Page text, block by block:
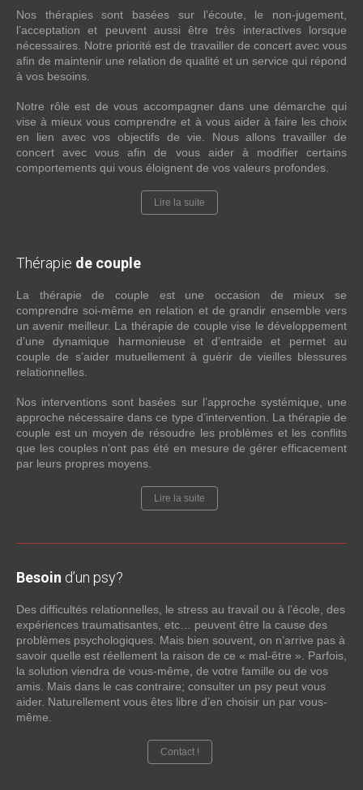
Nos thérapies sont basées sur l’écoute, le non-jugement,
l’acceptation et peuvent aussi être très interactives lorsque
nécessaires. Notre priorité est de travailler de concert avec vous
afin de maintenir une relation de qualité et un service qui répond
à vos besoins.
Notre rôle est de vous accompagner dans une démarche qui
vise à mieux vous comprendre et à vous aider à faire les choix
en lien avec vos objectifs de vie. Nous allons travailler de
concert avec vous afin de vous aider à modifier certains
comportements qui vous éloignent de vos valeurs profondes.
Lire la suite
Thérapie de couple
La thérapie de couple est une occasion de mieux se
comprendre soi-même en relation et de grandir ensemble vers
un avenir meilleur. La thérapie de couple vise le développement
d’une dynamique harmonieuse et d’entraide et permet au
couple de s’aider mutuellement à guérir de vieilles blessures
relationnelles.
Nos interventions sont basées sur l’approche systémique, une
approche nécessaire dans ce type d’intervention. La thérapie de
couple est un moyen de résoudre les problèmes et les conflits
que les couples n’ont pas été en mesure de gérer efficacement
par leurs propres moyens.
Lire la suite
Besoin d’un psy?
Des difficultés relationnelles, le stress au travail ou à l’école, des
expériences traumatisantes, etc… peuvent être la cause des
problèmes psychologiques. Mais bien souvent, on n’arrive pas à
savoir quelle est réellement la raison de ce « mal-être ». Parfois,
la solution viendra de vous-même, de votre famille ou de vos
amis. Mais dans le cas contraire; consulter un psy peut vous
aider. Naturellement vous êtes libre d’en choisir un par vous-
même.
Contact !